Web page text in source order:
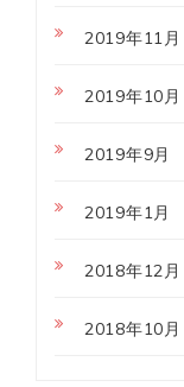
2019年11月
2019年10月
2019年9月
2019年1月
2018年12月
2018年10月